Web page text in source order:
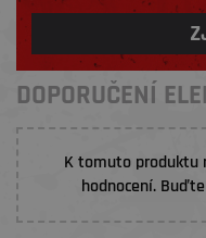
DOPORUČENÍ
K tomuto produktu
hodnocení.